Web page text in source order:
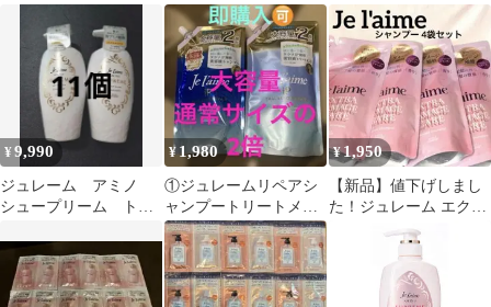
ープリーム トリートメ
ント 8本
トリートメント 詰替
¥9,990
ジュレーム アミノ
シュープリーム トリ
¥1,980
①ジュレームリペアシ
ャンプートリートメン
ト680ml 大容量詰替通
常サイズ2個分
¥1,950
【新品】値下げしまし
た！ジュレーム エクス
トラダメージケア シャ
ンプー 詰替4袋